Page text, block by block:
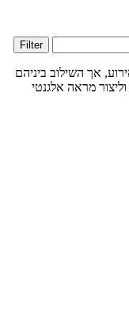
השילוב ביניהם
אלגנטי